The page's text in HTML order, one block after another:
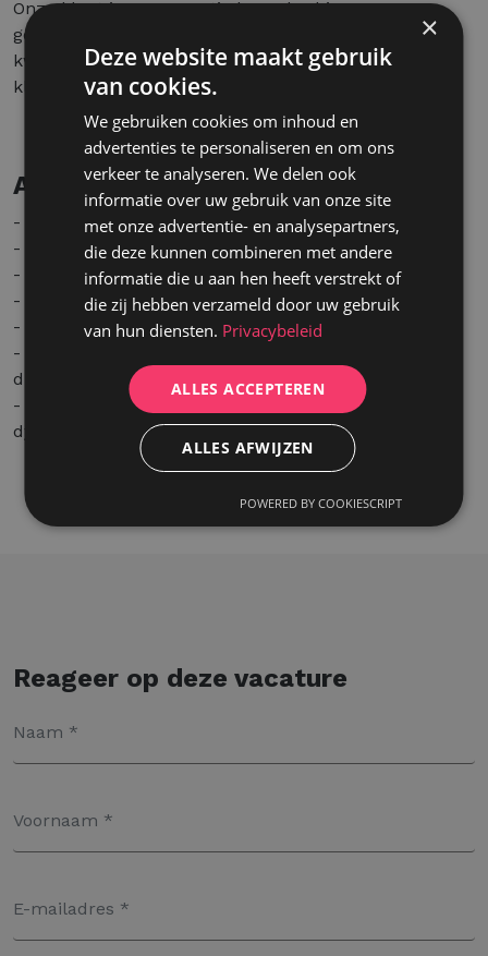
Onze klant is een gevestigde speler binnen een
gespecialiseerde B2B-markt en levert
kwaliteitsoplossingen aan een diverse
klantenportefeuille.
Aanbod
- Een aantrekkelijk loon in lijn met jouw ervaring.
- Maaltijdcheques.
- Ecocheques.
- Mogelijkheid tot thuiswerk na een inwerkperiode.
- Flexibele werkuren.
- Mogelijkheid tot een bedrijfswagen na één jaar
dienst.
- Een stabiele functie binnen een professionele en
dynamische werkomgeving.
Reageer op deze vacature
×
Deze website maakt gebruik
van cookies.
We gebruiken cookies om inhoud en
advertenties te personaliseren en om ons
verkeer te analyseren. We delen ook
informatie over uw gebruik van onze site
met onze advertentie- en analysepartners,
die deze kunnen combineren met andere
informatie die u aan hen heeft verstrekt of
die zij hebben verzameld door uw gebruik
van hun diensten. Privacybeleid
ALLES ACCEPTEREN
ALLES AFWIJZEN
POWERED BY COOKIESCRIPT